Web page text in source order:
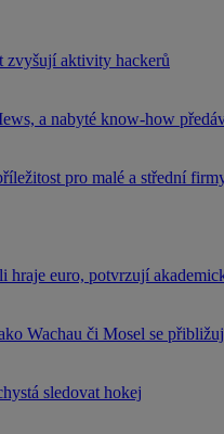
zvyšují aktivity hackerů
a nabyté know-how
pro malé a střední
euro, potvrzují
Wachau či Mosel se
sledovat hokej